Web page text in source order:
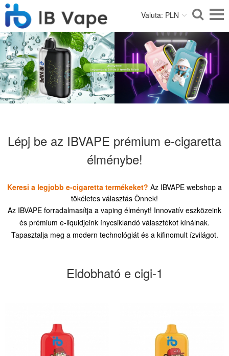
Valuta: PLN
Lépj be az IBVAPE prémium e-cigaretta
élménybe!
Keresi a legjobb e-cigaretta termékeket? Az IBVAPE webshop a
tökéletes választás Önnek!
Az IBVAPE forradalmasítja a vaping élményt! Innovatív eszközeink
és prémium e-liquidjeink ínycsiklandó választékot kínálnak.
Tapasztalja meg a modern technológiát és a kifinomult ízvilágot.
Eldobható e cigi-1